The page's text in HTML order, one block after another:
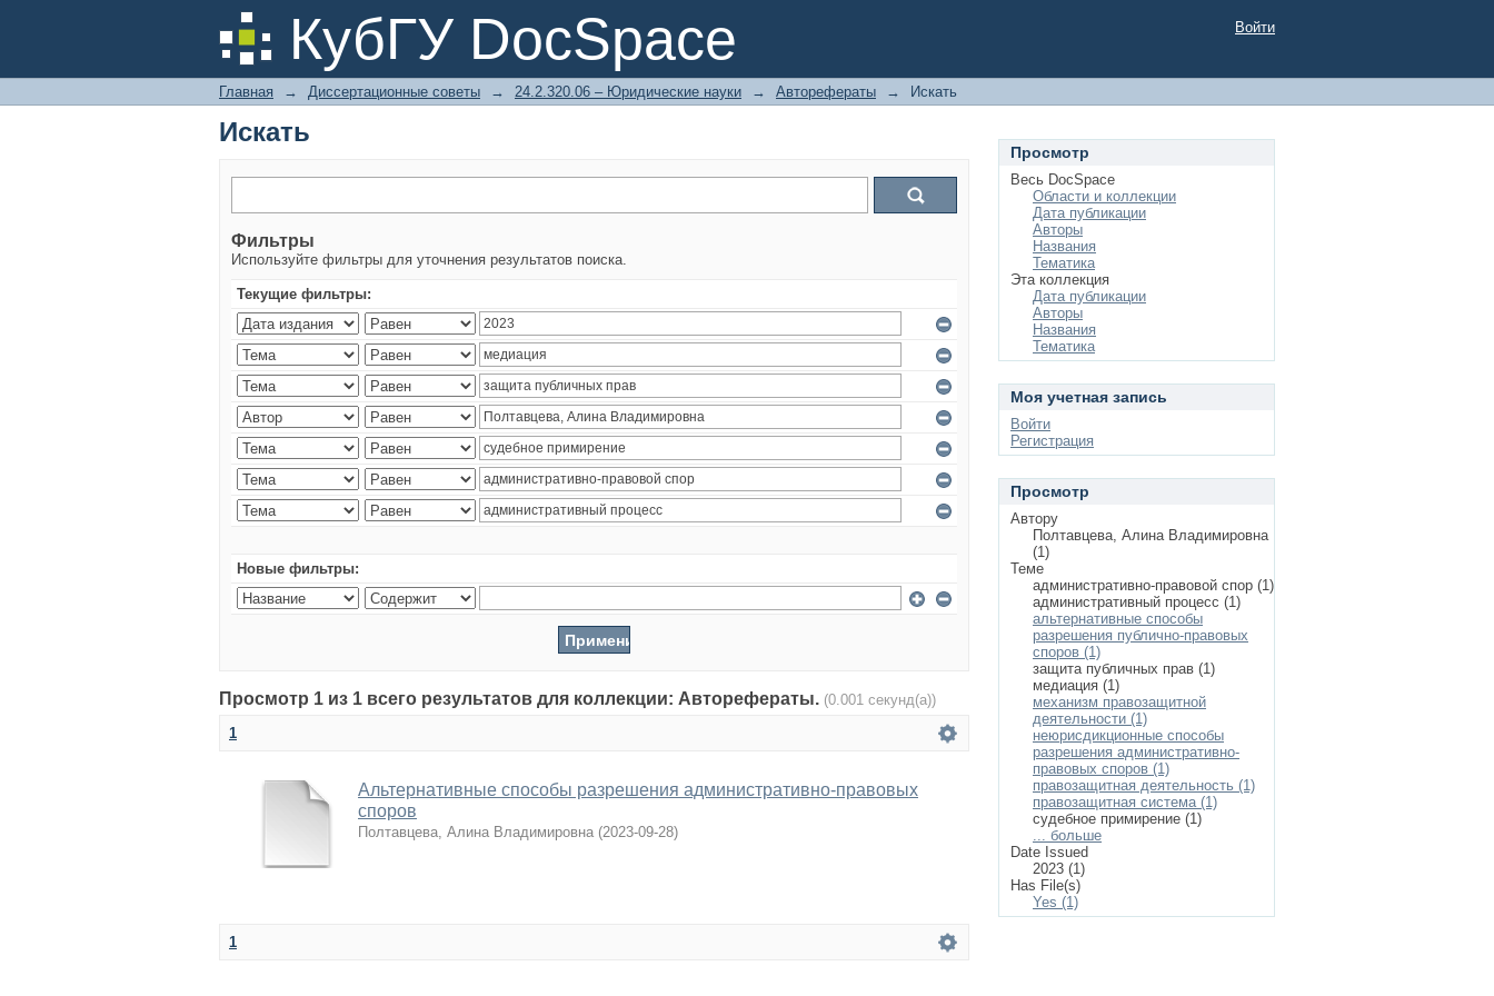
КубГУ DocSpace
Искать Войти
Главная → Диссертационные советы → 24.2.320.06 – Юридические науки → Авторефераты → Искать
Искать
Фильтры
Используйте фильтры для уточнения результатов поиска.
Текущие фильтры:
Новые фильтры:
Просмотр 1 из 1 всего результатов для коллекции: Авторефераты. (0.001 секунд(а))
1
Альтернативные способы разрешения административно-правовых
споров
Полтавцева, Алина Владимировна (2023-09-28)
1
Просмотр
Весь DocSpace
Области и коллекции
Дата публикации
Авторы
Названия
Тематика
Эта коллекция
Дата публикации
Авторы
Названия
Тематика
Моя учетная запись
Войти
Регистрация
Просмотр
Автору
Полтавцева, Алина Владимировна
(1)
Теме
административно-правовой спор (1)
административный процесс (1)
альтернативные способы
разрешения публично-правовых
споров (1)
защита публичных прав (1)
медиация (1)
механизм правозащитной
деятельности (1)
неюрисдикционные способы
разрешения административно-
правовых споров (1)
правозащитная деятельность (1)
правозащитная система (1)
судебное примирение (1)
... больше
Date Issued
2023 (1)
Has File(s)
Yes (1)